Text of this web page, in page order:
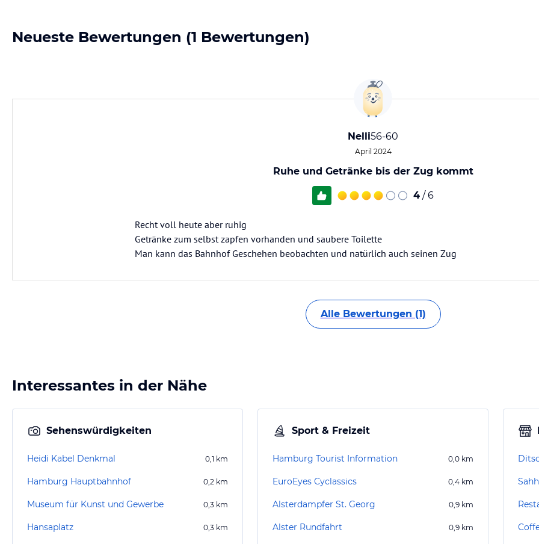
Neueste Bewertungen (1 Bewertungen)
Nelli56-60
April 2024
Ruhe und Getränke bis der Zug kommt
4 / 6
Recht voll heute aber ruhig
Getränke zum selbst zapfen vorhanden und saubere Toilette
Man kann das Bahnhof Geschehen beobachten und natürlich auch seinen Zug
Alle Bewertungen (1)
Interessantes in der Nähe
Sehenswürdigkeiten
Heidi Kabel Denkmal 0,1 km
Hamburg Hauptbahnhof 0,2 km
Museum für Kunst und Gewerbe 0,3 km
Hansaplatz 0,3 km
Sport & Freizeit
Hamburg Tourist Information 0,0 km
EuroEyes Cyclassics 0,4 km
Alsterdampfer St. Georg 0,9 km
Alster Rundfahrt 0,9 km